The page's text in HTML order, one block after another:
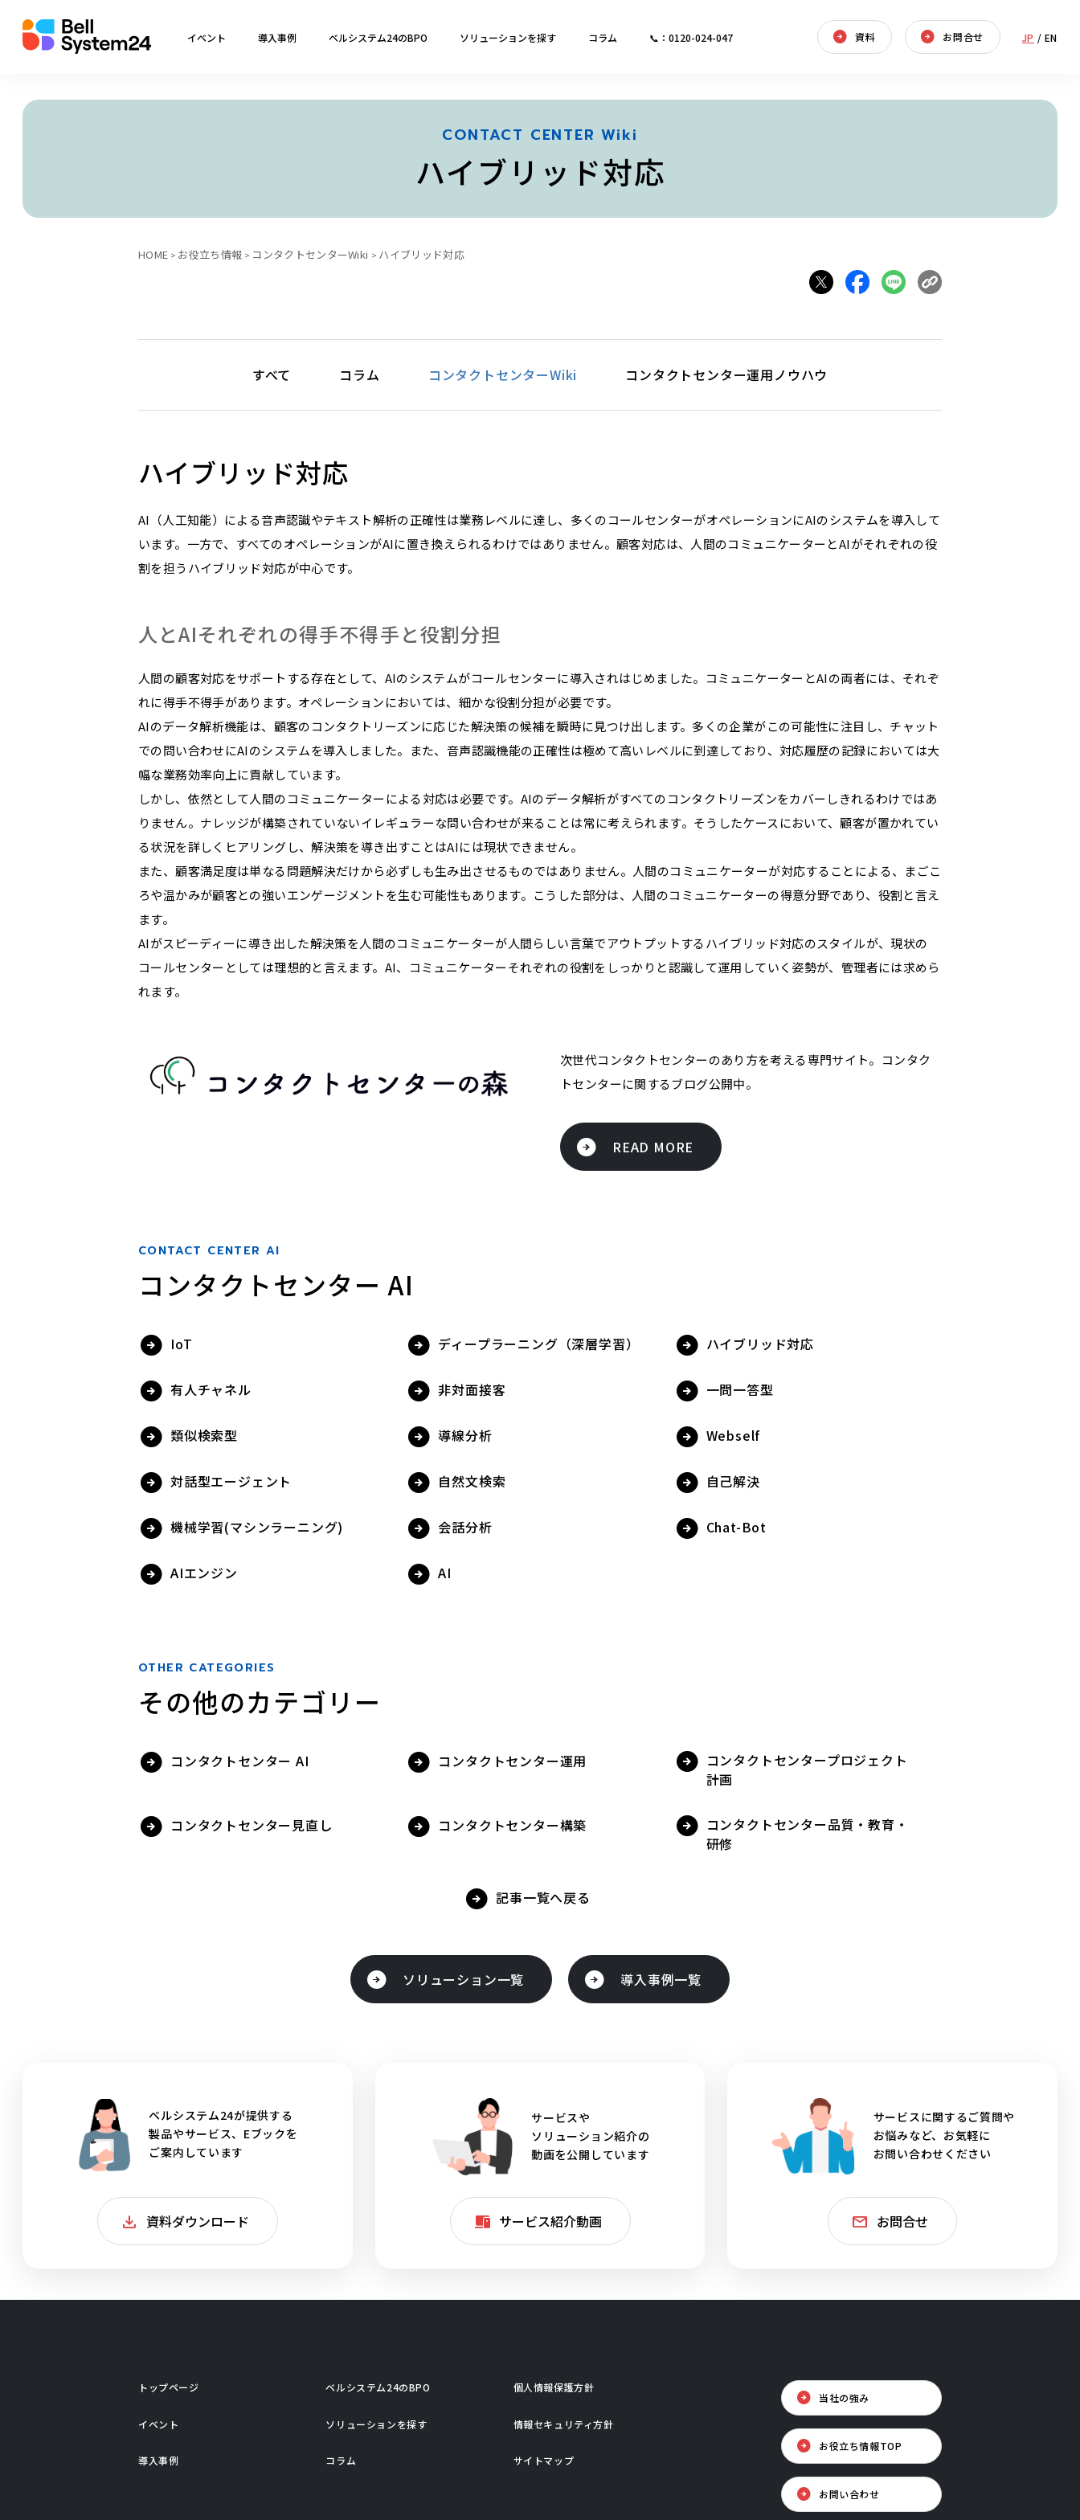
イベント 導入事例 ベルシステム24のBPO ソリューションを探す コラム 📞：0120-024-047 資料 お問合せ JP / EN
CONTACT CENTER Wiki
ハイブリッド対応
HOME お役立ち情報 コンタクトセンターWiki ハイブリッド対応
すべて コラム コンタクトセンターWiki コンタクトセンター運用ノウハウ
ハイブリッド対応
AI（人工知能）による音声認識やテキスト解析の正確性は業務レベルに達し、多くのコールセンターがオペレーションにAIのシステムを導入して
います。一方で、すべてのオペレーションがAIに置き換えられるわけではありません。顧客対応は、人間のコミュニケーターとAIがそれぞれの役
割を担うハイブリッド対応が中心です。
人とAIそれぞれの得手不得手と役割分担
人間の顧客対応をサポートする存在として、AIのシステムがコールセンターに導入されはじめました。コミュニケーターとAIの両者には、それぞ
れに得手不得手があります。オペレーションにおいては、細かな役割分担が必要です。
AIのデータ解析機能は、顧客のコンタクトリーズンに応じた解決策の候補を瞬時に見つけ出します。多くの企業がこの可能性に注目し、チャット
での問い合わせにAIのシステムを導入しました。また、音声認識機能の正確性は極めて高いレベルに到達しており、対応履歴の記録においては大
幅な業務効率向上に貢献しています。
しかし、依然として人間のコミュニケーターによる対応は必要です。AIのデータ解析がすべてのコンタクトリーズンをカバーしきれるわけではあ
りません。ナレッジが構築されていないイレギュラーな問い合わせが来ることは常に考えられます。そうしたケースにおいて、顧客が置かれてい
る状況を詳しくヒアリングし、解決策を導き出すことはAIには現状できません。
また、顧客満足度は単なる問題解決だけから必ずしも生み出させるものではありません。人間のコミュニケーターが対応することによる、まごこ
ろや温かみが顧客との強いエンゲージメントを生む可能性もあります。こうした部分は、人間のコミュニケーターの得意分野であり、役割と言え
ます。
AIがスピーディーに導き出した解決策を人間のコミュニケーターが人間らしい言葉でアウトプットするハイブリッド対応のスタイルが、現状の
コールセンターとしては理想的と言えます。AI、コミュニケーターそれぞれの役割をしっかりと認識して運用していく姿勢が、管理者には求めら
れます。
次世代コンタクトセンターのあり方を考える専門サイト。コンタク
トセンターに関するブログ公開中。
READ MORE
CONTACT CENTER AI
コンタクトセンター AI
IoT ディープラーニング（深層学習） ハイブリッド対応
有人チャネル 非対面接客 一問一答型
類似検索型 導線分析 Webself
対話型エージェント 自然文検索 自己解決
機械学習(マシンラーニング) 会話分析 Chat-Bot
AIエンジン AI
OTHER CATEGORIES
その他のカテゴリー
コンタクトセンター AI コンタクトセンター運用
コンタクトセンタープロジェクト
計画
コンタクトセンター見直し コンタクトセンター構築
コンタクトセンター品質・教育・
研修
記事一覧へ戻る
ソリューション一覧 導入事例一覧
ベルシステム24が提供する
製品やサービス、Eブックを
ご案内しています
資料ダウンロード
サービスや
ソリューション紹介の
動画を公開しています
サービス紹介動画
サービスに関するご質問や
お悩みなど、お気軽に
お問い合わせください
お問合せ
トップページ
イベント
導入事例
ベルシステム24のBPO
ソリューションを探す
コラム
個人情報保護方針
情報セキュリティ方針
サイトマップ
当社の強み
お役立ち情報TOP
お問い合わせ